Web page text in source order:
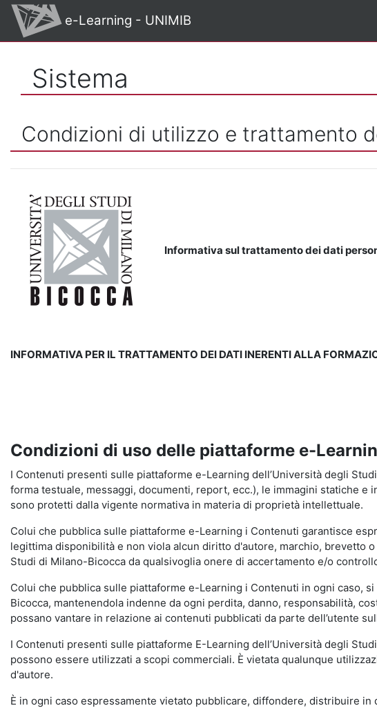
Vai al contenuto principale
e-Learning - UNIMIB
Sistema
Condizioni di utilizzo e trattamento
Informativa sul trattamento dei dati
INFORMATIVA PER IL TRATTAMENTO DEI DATI INERENTI ALLA
Condizioni di uso delle piattaforme e-
I Contenuti presenti sulle piattaforme e-Learning dell’Università degli
forma testuale, messaggi, documenti, report, ecc.), le immagini statiche
sono protetti dalla vigente normativa in materia di proprietà intellettuale.
Colui che pubblica sulle piattaforme e-Learning i Contenuti garantisce
legittima disponibilità e non viola alcun diritto d'autore, marchio, brevetto
Studi di Milano-Bicocca da qualsivoglia onere di accertamento e/o
Colui che pubblica sulle piattaforme e-Learning i Contenuti in ogni caso,
Bicocca, mantenendola indenne da ogni perdita, danno, responsabilità,
possano vantare in relazione ai contenuti pubblicati da parte dell’utente
I Contenuti presenti sulle piattaforme E-Learning dell’Università degli
possono essere utilizzati a scopi commerciali. È vietata qualunque
d'autore.
È in ogni caso espressamente vietato pubblicare, diffondere, distribuire